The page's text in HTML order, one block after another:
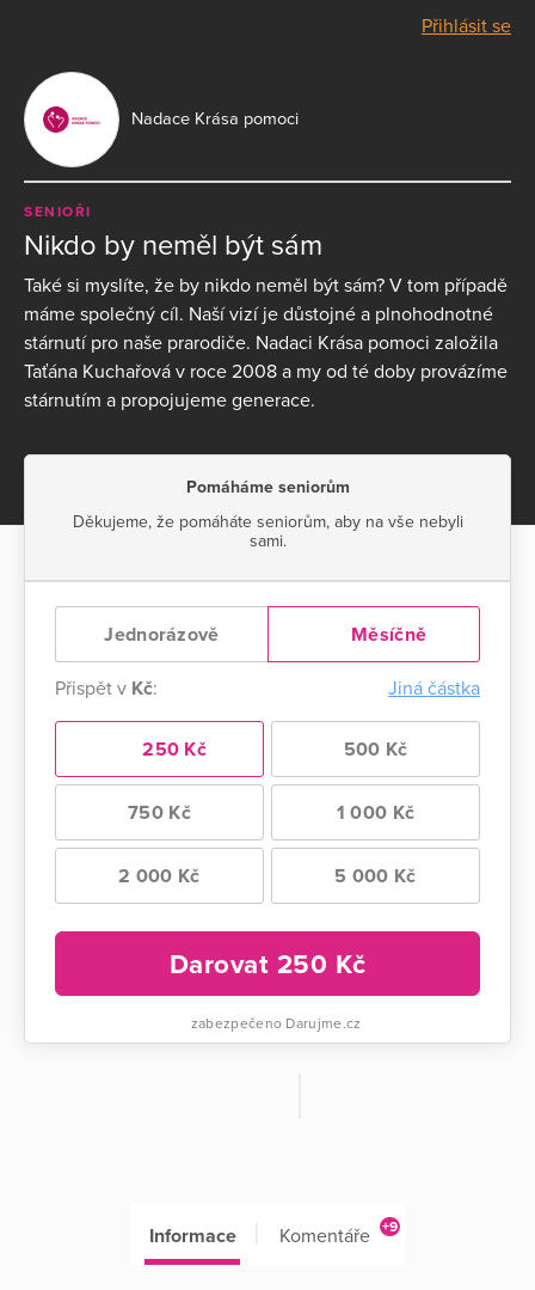
Přihlásit se
Nadace Krása pomoci
SENIOŘI
Nikdo by neměl být sám
Také si myslíte, že by nikdo neměl být sám? V tom případě
máme společný cíl. Naší vizí je důstojné a plnohodnotné
stárnutí pro naše prarodiče. Nadaci Krása pomoci založila
Taťána Kuchařová v roce 2008 a my od té doby provázíme
stárnutím a propojujeme generace.
Pomáháme seniorům
Děkujeme, že pomáháte seniorům, aby na vše nebyli
sami.
Jednorázově Měsíčně
Přispět v Kč: Jiná částka
250 Kč 500 Kč
750 Kč 1 000 Kč
2 000 Kč 5 000 Kč
Darovat 250 Kč
zabezpečeno Darujme.cz
Informace Komentáře +9